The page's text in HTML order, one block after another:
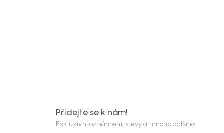
Přidejte se k nám!
Exkluzivní oznámení, slevy a mnoho dalšího...